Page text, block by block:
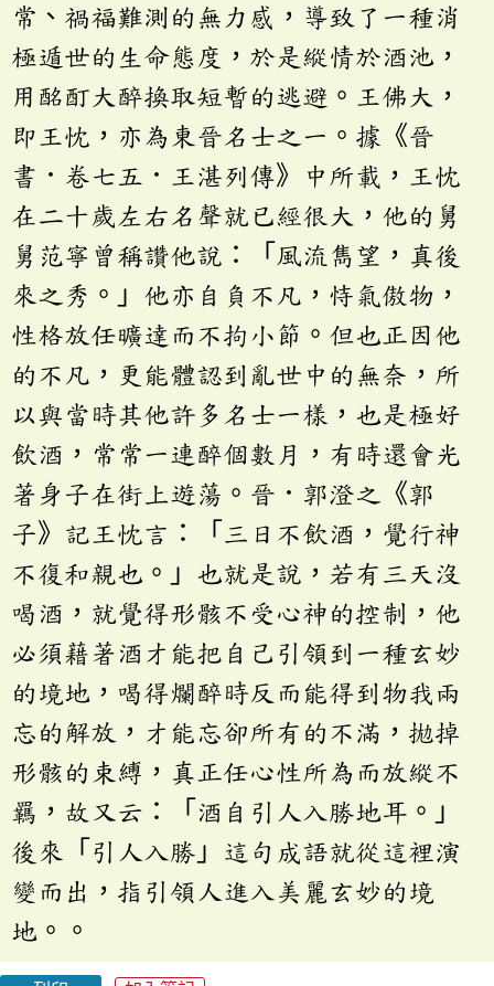
常、禍福難測的無力感，導致了一種消
極遁世的生命態度，於是縱情於酒池，
用酩酊大醉換取短暫的逃避。王佛大，
即王忱，亦為東晉名士之一。據《晉
書．卷七五．王湛列傳》中所載，王忱
在二十歲左右名聲就已經很大，他的舅
舅范寧曾稱讚他說：「風流雋望，真後
來之秀。」他亦自負不凡，恃氣傲物，
性格放任曠達而不拘小節。但也正因他
的不凡，更能體認到亂世中的無奈，所
以與當時其他許多名士一樣，也是極好
飲酒，常常一連醉個數月，有時還會光
著身子在街上遊蕩。晉．郭澄之《郭
子》記王忱言：「三日不飲酒，覺行神
不復和親也。」也就是說，若有三天沒
喝酒，就覺得形骸不受心神的控制，他
必須藉著酒才能把自己引領到一種玄妙
的境地，喝得爛醉時反而能得到物我兩
忘的解放，才能忘卻所有的不滿，拋掉
形骸的束縛，真正任心性所為而放縱不
羈，故又云：「酒自引人入勝地耳。」
後來「引人入勝」這句成語就從這裡演
變而出，指引領人進入美麗玄妙的境
地。。